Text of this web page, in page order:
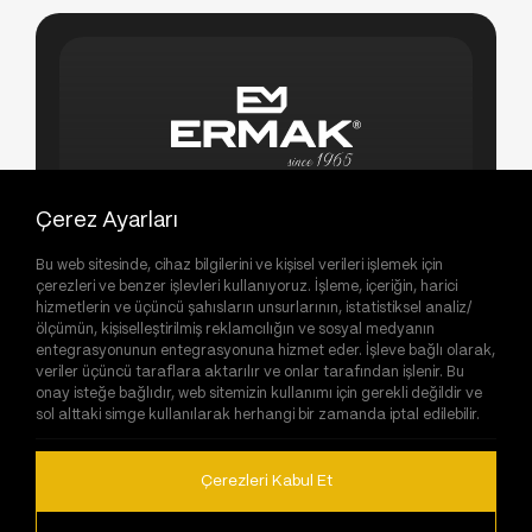
sales@ermakmachine.com
No:1/1 Dilovası/Kocaeli/Türkiye
© Copyright2026Ermak MakinaTüm
Hakları Saklıdır.
Web Tasarım
Çerez Ayarları
Bu web sitesinde, cihaz bilgilerini ve kişisel verileri işlemek için
çerezleri ve benzer işlevleri kullanıyoruz. İşleme, içeriğin, harici
hizmetlerin ve üçüncü şahısların unsurlarının, istatistiksel analiz/
ölçümün, kişiselleştirilmiş reklamcılığın ve sosyal medyanın
entegrasyonunun entegrasyonuna hizmet eder. İşleve bağlı olarak,
veriler üçüncü taraflara aktarılır ve onlar tarafından işlenir. Bu
onay isteğe bağlıdır, web sitemizin kullanımı için gerekli değildir ve
sol alttaki simge kullanılarak herhangi bir zamanda iptal edilebilir.
Çerezleri Kabul Et